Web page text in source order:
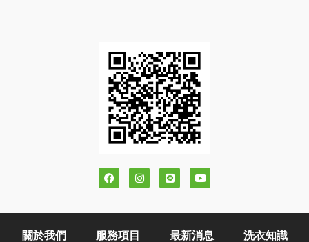
關於我們 服務項目 最新消息 洗衣知識